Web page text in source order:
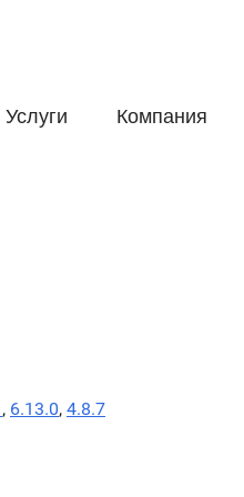
Услуги Компания
, 6.13.0, 4.8.7